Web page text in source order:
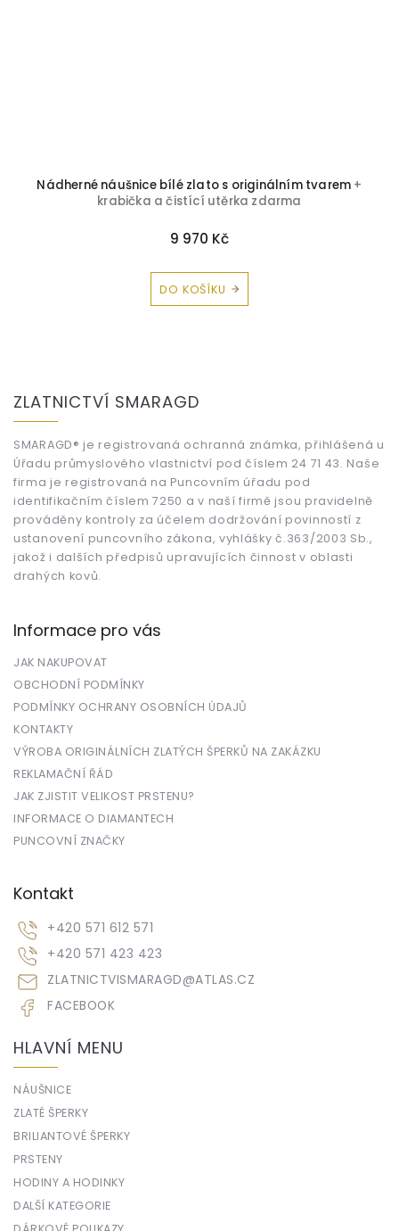
Nádherné náušnice bílé zlato s originálním tvarem +
krabička a čistící utěrka zdarma
9 970 Kč
DO KOŠÍKU
ZLATNICTVÍ SMARAGD
SMARAGD® je registrovaná ochranná známka, přihlášená u
Úřadu průmyslového vlastnictví pod číslem 24 71 43. Naše
firma je registrovaná na Puncovním úřadu pod
identifikačním číslem 7250 a v naší firmě jsou pravidelně
prováděny kontroly za účelem dodržování povinností z
ustanovení puncovního zákona, vyhlášky č.363/2003 Sb.,
jakož i dalších předpisů upravujících činnost v oblasti
drahých kovů.
Informace pro vás
JAK NAKUPOVAT
OBCHODNÍ PODMÍNKY
PODMÍNKY OCHRANY OSOBNÍCH ÚDAJŮ
KONTAKTY
VÝROBA ORIGINÁLNÍCH ZLATÝCH ŠPERKŮ NA ZAKÁZKU
REKLAMAČNÍ ŘÁD
JAK ZJISTIT VELIKOST PRSTENU?
INFORMACE O DIAMANTECH
PUNCOVNÍ ZNAČKY
Kontakt
ZLATNICTVISMARAGD@ATLAS.CZ
+420 571 612 571
+420 571 423 423
FACEBOOK
HLAVNÍ MENU
NÁUŠNICE
ZLATÉ ŠPERKY
BRILIANTOVÉ ŠPERKY
PRSTENY
HODINY A HODINKY
DALŠÍ KATEGORIE